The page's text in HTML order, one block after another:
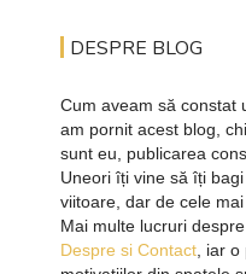
DESPRE BLOG
Cum aveam să constat
am pornit acest blog,
sunt eu, publicarea
Uneori îți vine să îți
viitoare, dar de cele
Mai multe lucruri
Despre si Contact , iar